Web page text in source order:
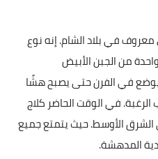
في بلاد الشام. إنه نوع
من الجبن الأبيض
في الفرن حتى يصبح هشًا
في الوقت الحاضر كلاج
الأوسط. حيث يتمتع جميع
المدهشة.